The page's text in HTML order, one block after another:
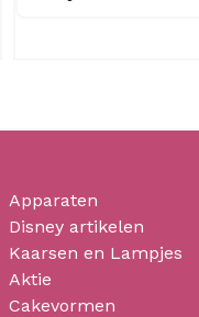
Apparaten
Disney artikelen
Kaarsen en Lampjes
Aktie
Cakevormen